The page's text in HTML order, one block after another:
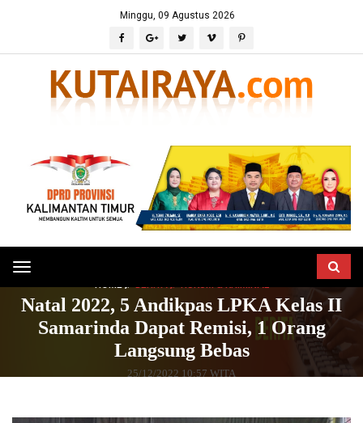
Minggu, 09 Agustus 2026
Toggle
navigation
Natal 2022, 5 Andikpas LPKA Kelas II
Samarinda Dapat Remisi, 1 Orang
Langsung Bebas
25/12/2022 10:57 WITA